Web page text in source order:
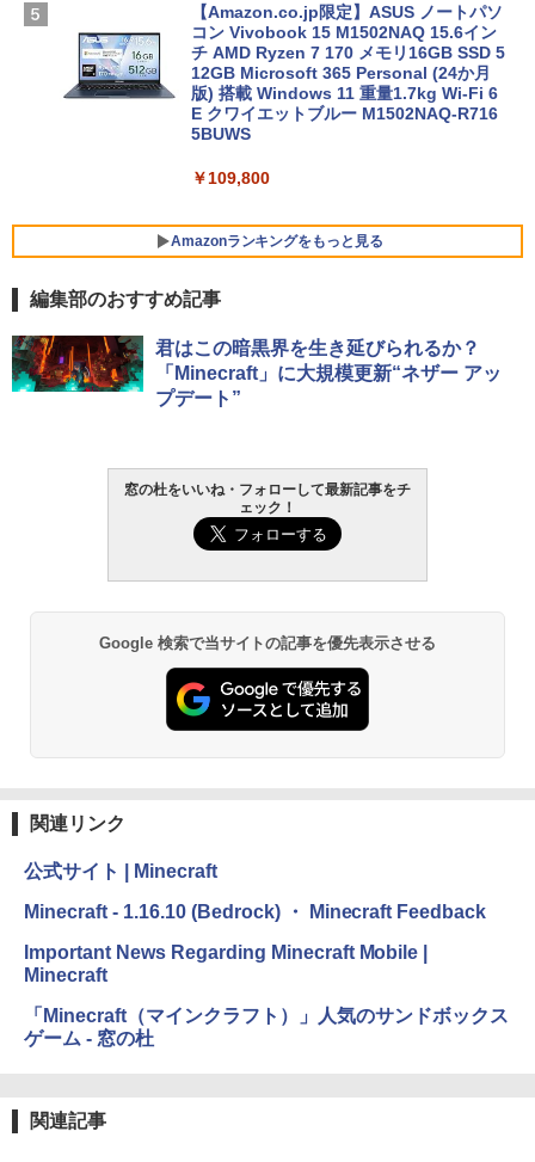
【Amazon.co.jp限定】ASUS ノートパソ
コン Vivobook 15 M1502NAQ 15.6イン
チ AMD Ryzen 7 170 メモリ16GB SSD 5
12GB Microsoft 365 Personal (24か月
版) 搭載 Windows 11 重量1.7kg Wi-Fi 6
E クワイエットブルー M1502NAQ-R716
5BUWS
￥109,800
Amazonランキングをもっと見る
Robloxギフトカード - 800 Robux 【限
定バーチャルアイテムを含む】 【オンラ
インゲームコード】 ロブロックス | オン
ラインコード版
Robloxギフトカード - 2,000 Robux 【限
定バーチャルアイテムを含む】 【オンラ
インゲームコード】 ロブロックス | オン
￥3,200
Robloxギフトカード - 1000 Robux 【限
定バーチャルアイテムを含む】 【オンラ
インゲームコード】 ロブロックス |オン
4(最新 永続版)|オンラインコード版|Wind
￥39,582
Robloxギフトカード - 10,000 Robux
【限定バーチャルアイテムを含む】 【オ
生成AIパスポート公式テキスト 第４版
￥1,766
1冊ですべて身につくHTML & CSSとWe
bデザイン入門講座［第2版］
￥1,292
ClaudeCode いちばんやさしい 教科書:
方 マニュアル AI副業にもコンテンツ作成
にもKindle出版にも！ 非エンジニアのた
めのAIコーディング入門シリーズ
￥99
ズ (はぴーイラストLabo)
￥480
ードウェア・市販ソフトウェアのパーフ
ェクトリストと最新エミュレータ紹介
Amazon Kindle - 目に優しい、かさばら
ない、大きな画面で読みやすい、6週間持
続バッテリー、6インチディスプレイ電子
書籍リーダー、マッチャ、16GB、広告な
￥16,980
Kindle Paperwhite シグニチャーエディ
ション (32GB) 7インチディスプレイ、明
ブラック
￥27,980
Amazon Kindle Paperwhite (16GB) 7イ
ージ、防水、7インチカラーディスプレ
テリー、広告無し、ブラック (2025年発
￥31,980
編集部のおすすめ記事
君はこの暗黒界を生き延びられるか？
「Minecraft」に大規模更新“ネザー アッ
プデート”
窓の杜をいいね・フォローして最新記事をチ
ェック！
Google 検索で当サイトの記事を優先表示させる
関連リンク
公式サイト | Minecraft
Minecraft - 1.16.10 (Bedrock) ・ Minecraft Feedback
Important News Regarding Minecraft Mobile |
Minecraft
「Minecraft（マインクラフト）」人気のサンドボックス
ゲーム - 窓の杜
関連記事